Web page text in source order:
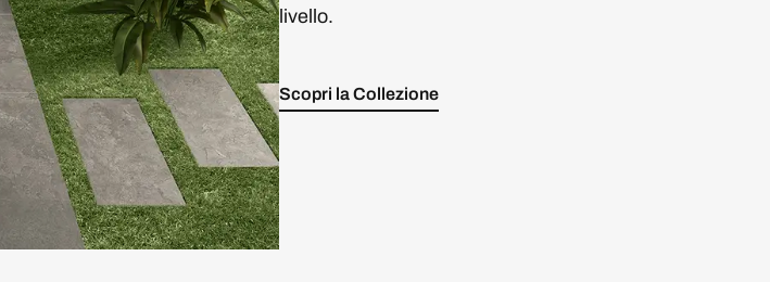
livello.
Scopri la Collezione